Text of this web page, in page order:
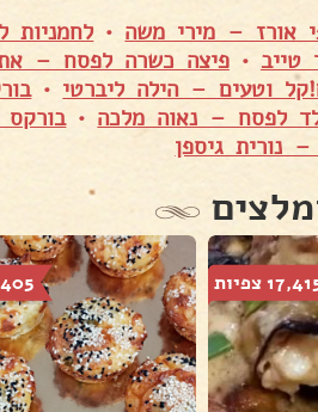
אורז – מירי משה • לחמניות
•פיצה כשרה לפסח –
וטעים – הילה ליברטי •
לפסח – נאוה מלכה •
נורית גיספן
צפיות